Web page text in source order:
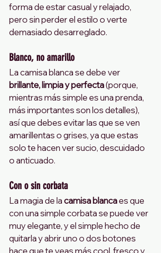
forma de estar casual y relajado,
pero sin perder el estilo o verte
demasiado desarreglado.
Blanco, no amarillo
La camisa blanca se debe ver
brillante, limpia y perfecta (porque,
mientras más simple es una prenda,
más importantes son los detalles),
así que debes evitar las que se ven
amarillentas o grises, ya que estas
solo te hacen ver sucio, descuidado
o anticuado.
Con o sin corbata
La magia de la camisa blanca es que
con una simple corbata se puede ver
muy elegante, y el simple hecho de
quitarla y abrir uno o dos botones
hace que te veas más cool, fresco y